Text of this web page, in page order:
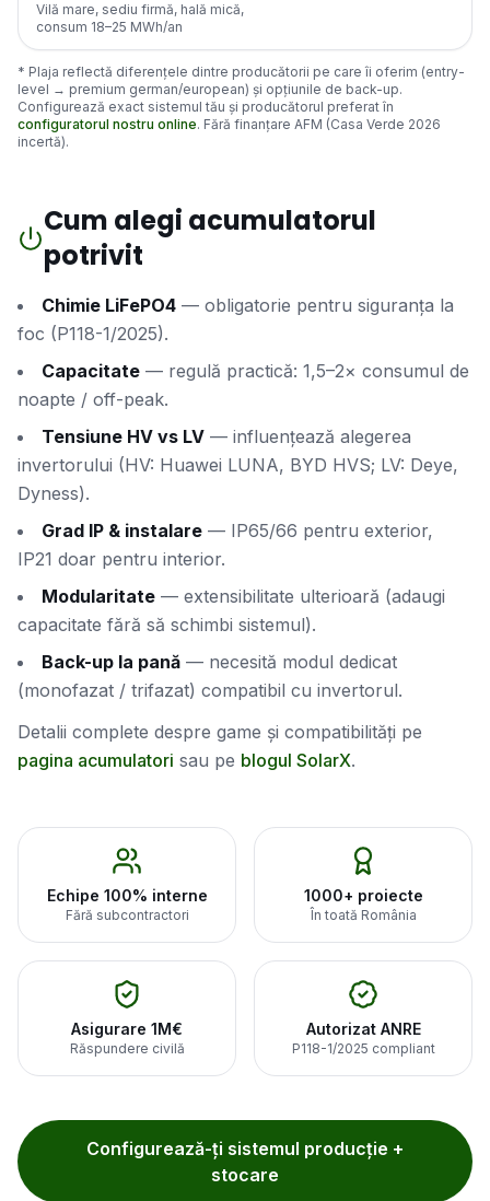
Vilă mare, sediu firmă, hală mică,
consum 18–25 MWh/an
* Plaja reflectă diferențele dintre producătorii pe care îi oferim (entry-
level → premium german/european) și opțiunile de back-up.
Configurează exact sistemul tău și producătorul preferat în
configuratorul nostru online. Fără finanțare AFM (Casa Verde 2026
incertă).
Cum alegi acumulatorul
potrivit
Chimie LiFePO4 — obligatorie pentru siguranța la
foc (P118-1/2025).
Capacitate — regulă practică: 1,5–2× consumul de
noapte / off-peak.
Tensiune HV vs LV — influențează alegerea
invertorului (HV: Huawei LUNA, BYD HVS; LV: Deye,
Dyness).
Grad IP & instalare — IP65/66 pentru exterior,
IP21 doar pentru interior.
Modularitate — extensibilitate ulterioară (adaugi
capacitate fără să schimbi sistemul).
Back-up la pană — necesită modul dedicat
(monofazat / trifazat) compatibil cu invertorul.
Detalii complete despre game și compatibilități pe
pagina acumulatori sau pe blogul SolarX.
Echipe 100% interne
Fără subcontractori
1000+ proiecte
În toată România
Asigurare 1M€
Răspundere civilă
Autorizat ANRE
P118-1/2025 compliant
Configurează-ți sistemul producție +
stocare